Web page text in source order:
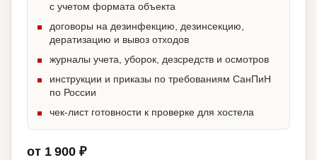
с учетом формата объекта
договоры на дезинфекцию, дезинсекцию,
дератизацию и вывоз отходов
журналы учета, уборок, дезсредств и осмотров
инструкции и приказы по требованиям СанПиН
по России
чек-лист готовности к проверке для хостела
от 1 900 ₽